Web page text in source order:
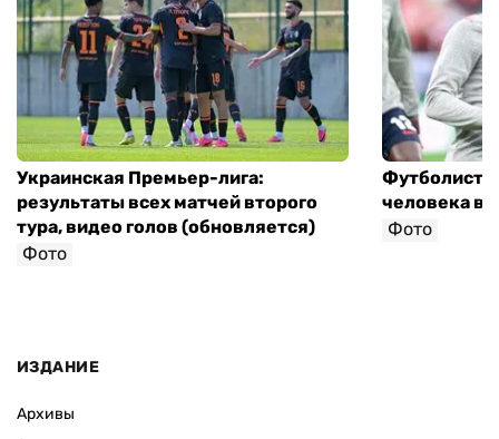
Украинская Премьер-лига:
результаты всех матчей второго
тура, видео голов (обновляется)
Фото
Футболист
человека в
Фото
ИЗДАНИЕ
Архивы